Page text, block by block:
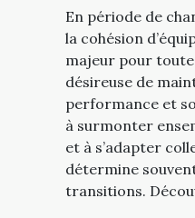
En période de
la cohésion
majeur pour
désireuse de
performance et
à surmonter
et à s’adapter
détermine
transitions.